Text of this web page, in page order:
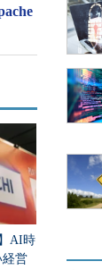
AI時
経営